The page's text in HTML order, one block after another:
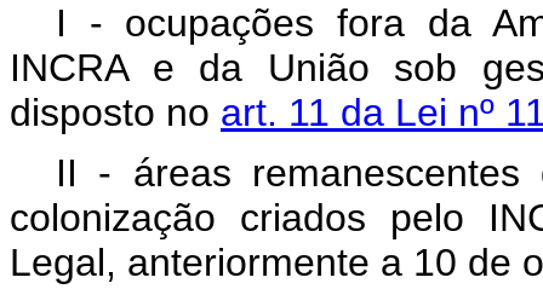
I - ocupações fora da
INCRA e da União sob
disposto no art. 11 da Lei nº
II - áreas
colonização criados pelo
Legal, anteriormente a 10 de